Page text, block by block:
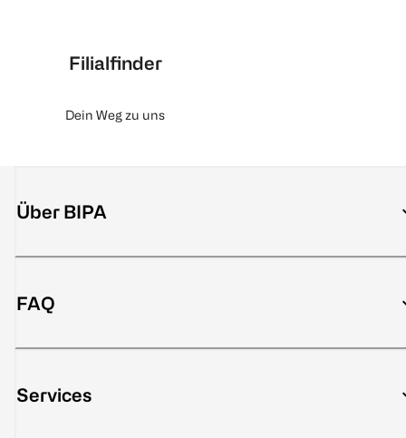
Filialfinder
Dein Weg zu uns
Über BIPA
FAQ
Services